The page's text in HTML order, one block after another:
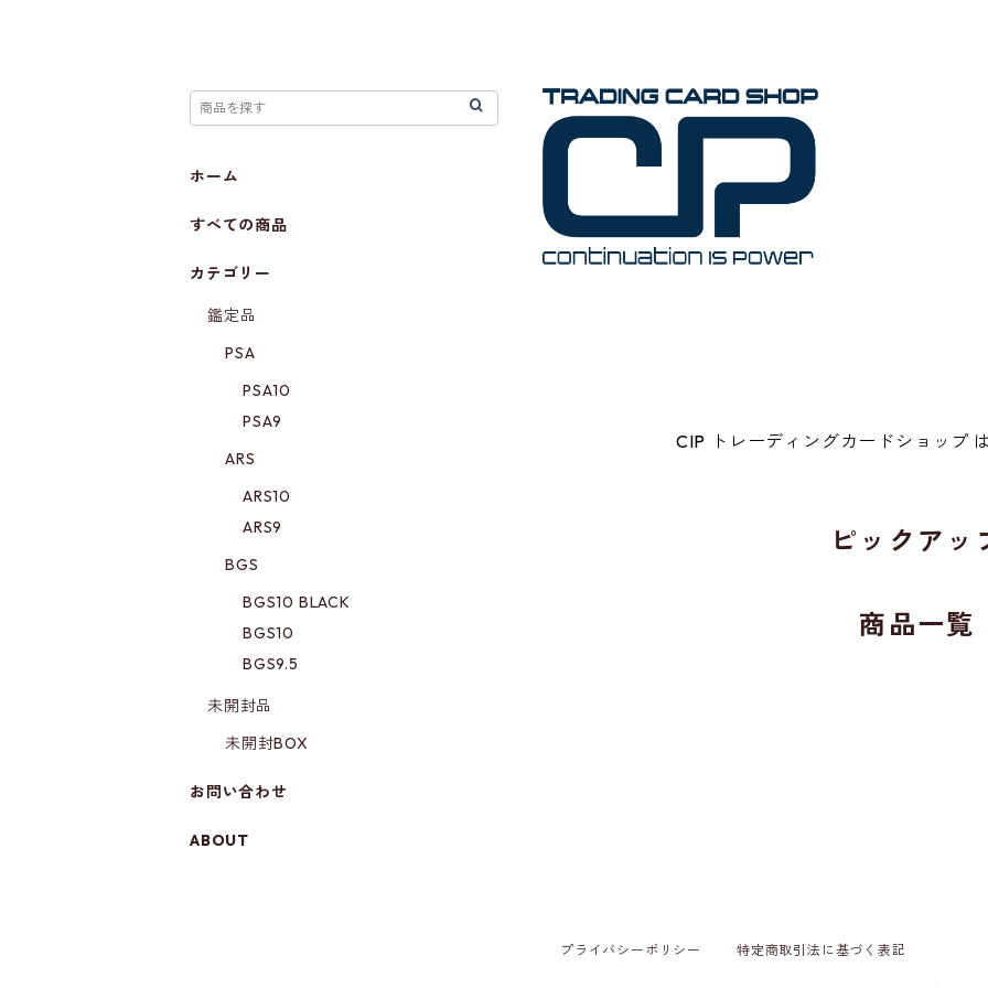
CIP トレーディングカードショップ
ピックアッ
商品一覧
ホーム
すべての商品
カテゴリー
鑑定品
PSA
PSA10
PSA9
ARS
ARS10
ARS9
BGS
BGS10 BLACK
BGS10
BGS9.5
未開封品
未開封BOX
お問い合わせ
ABOUT
プライバシーポリシー 特定商取引法に基づく表記